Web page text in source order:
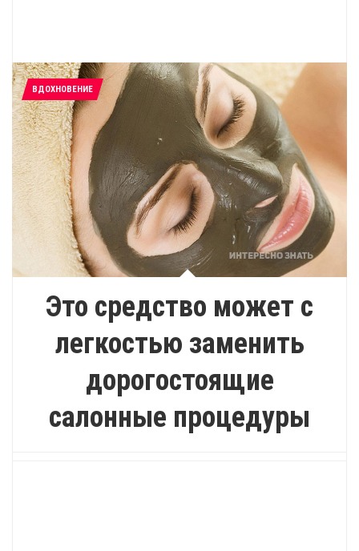
ВДОХНОВЕНИЕ
Это средство может с
легкостью заменить
дорогостоящие
салонные процедуры